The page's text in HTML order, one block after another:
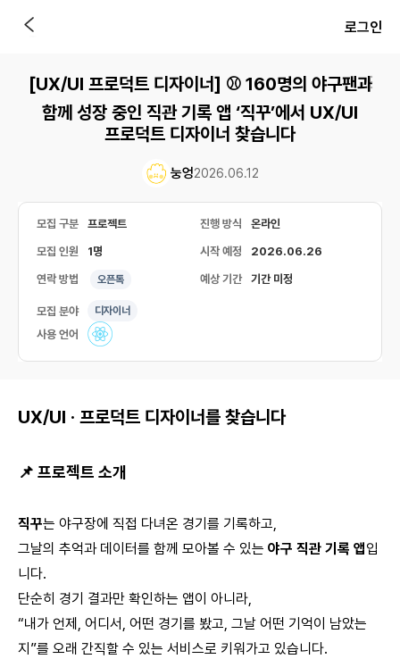
로그인
[UX/UI 프로덕트 디자이너] ⚾ 160명의 야구팬과
함께 성장 중인 직관 기록 앱 ‘직꾸’에서 UX/UI
프로덕트 디자이너 찾습니다
눙엉2026.06.12
모집 구분 프로젝트 진행 방식 온라인
모집 인원 1명 시작 예정 2026.06.26
연락 방법 오픈톡 예상 기간 기간 미정
모집 분야 디자이너
사용 언어
UX/UI · 프로덕트 디자이너를 찾습니다
📌 프로젝트 소개
직꾸는 야구장에 직접 다녀온 경기를 기록하고,
그날의 추억과 데이터를 함께 모아볼 수 있는 야구 직관 기록 앱입
니다.
단순히 경기 결과만 확인하는 앱이 아니라,
“내가 언제, 어디서, 어떤 경기를 봤고, 그날 어떤 기억이 남았는
지”를 오래 간직할 수 있는 서비스로 키워가고 있습니다.